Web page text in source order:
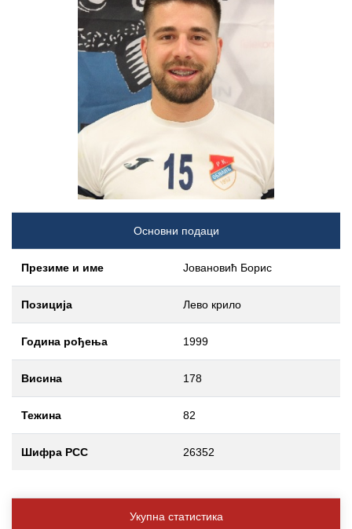
Основни подаци
Презиме и име Јовановић Борис
Позиција Лево крило
Година рођења 1999
Висина 178
Тежина 82
Шифра РСС 26352
Укупна статистика